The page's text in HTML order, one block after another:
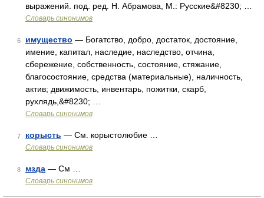
выражений. под. ред. Н. Абрамова, М.: Русские&#8230; …
Словарь синонимов
6 имущество — Богатство, добро, достаток, достояние,
имение, капитал, наследие, наследство, отчина,
сбережение, собственность, состояние, стяжание,
благосостояние, средства (материальные), наличность,
актив; движимость, инвентарь, пожитки, скарб,
рухлядь,&#8230; …
Словарь синонимов
7 корысть — См. корыстолюбие …
Словарь синонимов
8 мзда — См …
Словарь синонимов